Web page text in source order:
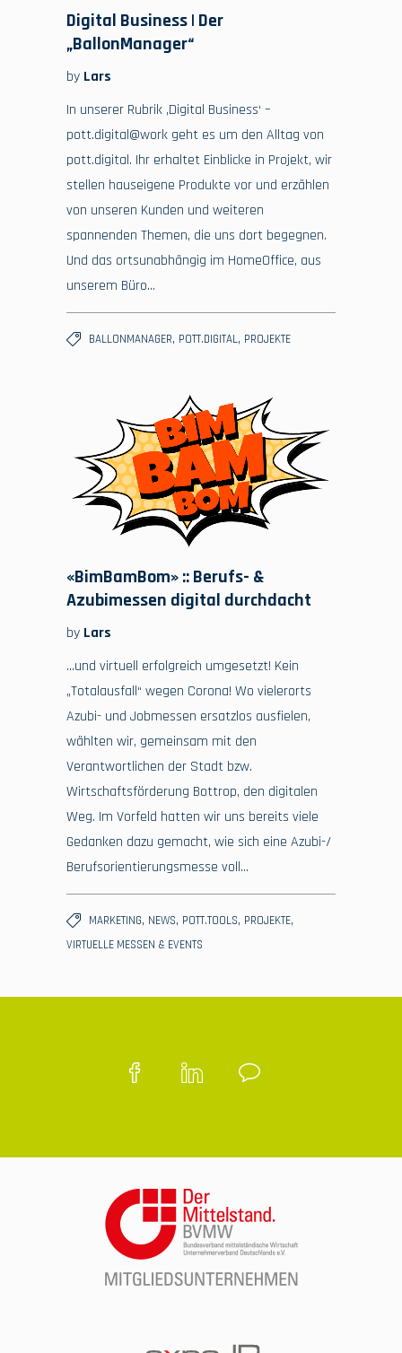
Digital Business | Der
„BallonManager“
by Lars
In unserer Rubrik ‚Digital Business‘ –
pott.digital@work geht es um den Alltag von
pott.digital. Ihr erhaltet Einblicke in Projekt, wir
stellen hauseigene Produkte vor und erzählen
von unseren Kunden und weiteren
spannenden Themen, die uns dort begegnen.
Und das ortsunabhängig im HomeOffice, aus
unserem Büro…
BALLONMANAGER, POTT.DIGITAL, PROJEKTE
«BimBamBom» :: Berufs- &
Azubimessen digital durchdacht
by Lars
…und virtuell erfolgreich umgesetzt! Kein
„Totalausfall“ wegen Corona! Wo vielerorts
Azubi- und Jobmessen ersatzlos ausfielen,
wählten wir, gemeinsam mit den
Verantwortlichen der Stadt bzw.
Wirtschaftsförderung Bottrop, den digitalen
Weg. Im Vorfeld hatten wir uns bereits viele
Gedanken dazu gemacht, wie sich eine Azubi-/
Berufsorientierungsmesse voll…
MARKETING, NEWS, POTT.TOOLS, PROJEKTE,
VIRTUELLE MESSEN & EVENTS